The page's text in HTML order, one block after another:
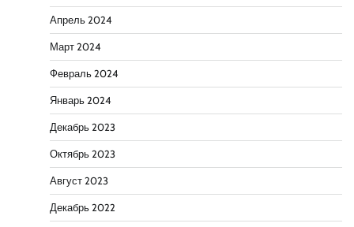
Апрель 2024
Март 2024
Февраль 2024
Январь 2024
Декабрь 2023
Октябрь 2023
Август 2023
Декабрь 2022